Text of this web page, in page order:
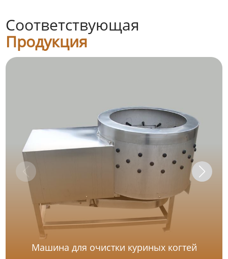
Соответствующая
Продукция
Машина для очистки куриных когтей